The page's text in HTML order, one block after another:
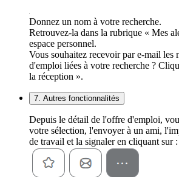
Donnez un nom à votre recherche.
Retrouvez-la dans la rubrique « Mes
espace personnel.
Vous souhaitez recevoir par e-mail les
d'emploi liées à votre recherche ?
la réception ».
7. Autres fonctionnalités
Depuis le détail de l'offre d'emploi,
votre sélection, l'envoyer à un ami,
de travail et la signaler en cliquant sur :